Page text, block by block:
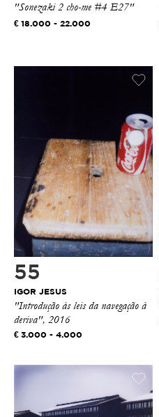
"Sonezaki 2 cho-me #4 E27"
18.000 - 22.000
55
IGOR JESUS
"Introdução às leis da navegação à
deriva", 2016
3.000 - 4.000